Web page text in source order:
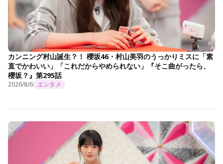
カンニング村山誕生？！ 櫻坂46・村山美羽のうっかりミスに「素
直でかわいい」「これだからやめられない」『そこ曲がったら、
櫻坂？』第295話
2026/8/6 エンタメ